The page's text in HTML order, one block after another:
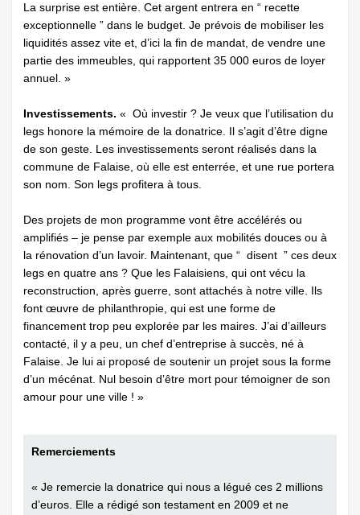
La surprise est entière. Cet argent entrera en “ recette
exceptionnelle ” dans le budget. Je prévois de mobiliser les
liquidités assez vite et, d’ici la fin de mandat, de vendre une
partie des immeubles, qui rapportent 35 000 euros de loyer
annuel. »
Investissements. « Où investir ? Je veux que l’utilisation du
legs honore la mémoire de la donatrice. Il s’agit d’être digne
de son geste. Les investissements seront réalisés dans la
commune de Falaise, où elle est enterrée, et une rue portera
son nom. Son legs profitera à tous.
Des projets de mon programme vont être accélérés ou
amplifiés – je pense par exemple aux mobilités douces ou à
la rénovation d’un lavoir. Maintenant, que “ disent ” ces deux
legs en quatre ans ? Que les Falaisiens, qui ont vécu la
reconstruction, après guerre, sont attachés à notre ville. Ils
font œuvre de philanthropie, qui est une forme de
financement trop peu explorée par les maires. J’ai d’ailleurs
contacté, il y a peu, un chef d’entreprise à succès, né à
Falaise. Je lui ai proposé de soutenir un projet sous la forme
d’un mécénat. Nul besoin d’être mort pour témoigner de son
amour pour une ville ! »
Remerciements
« Je remercie la donatrice qui nous a légué ces 2 millions
d’euros. Elle a rédigé son testament en 2009 et ne